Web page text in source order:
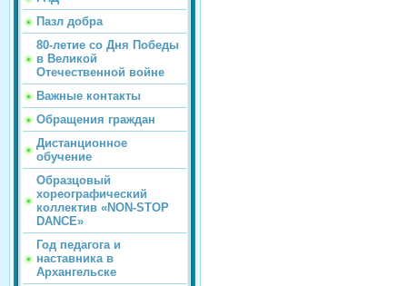
Пазл добра
80-летие со Дня Победы
в Великой
Отечественной войне
Важные контакты
Обращения граждан
Дистанционное
обучение
Образцовый
хореографический
коллектив «NON-STOP
DANCE»
Год педагога и
наставника в
Архангельске